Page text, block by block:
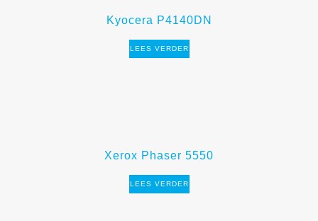
Kyocera P4140DN
LEES VERDER
Xerox Phaser 5550
LEES VERDER